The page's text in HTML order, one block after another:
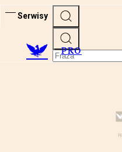
Serwisy
PRO